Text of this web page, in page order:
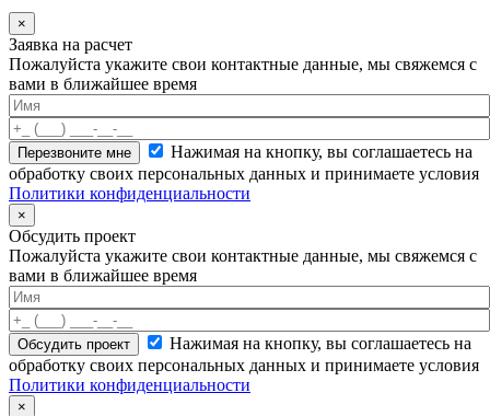
×
Заявка на расчет
Пожалуйста укажите свои контактные данные, мы свяжемся с
вами в ближайшее время
Нажимая на кнопку, вы соглашаетесь на
обработку своих персональных данных и принимаете условия
Политики конфиденциальности
×
Обсудить проект
Пожалуйста укажите свои контактные данные, мы свяжемся с
вами в ближайшее время
Нажимая на кнопку, вы соглашаетесь на
обработку своих персональных данных и принимаете условия
Политики конфиденциальности
×